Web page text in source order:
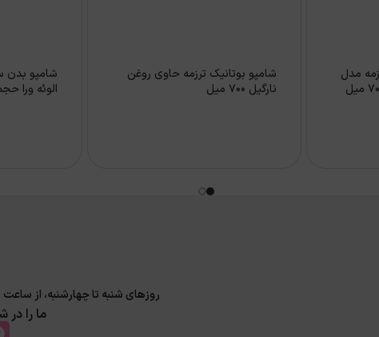
مدل
شامپو بوتانیک ترزمه حاوی روغن
نارگیل 700 میل
شامپو بدن
الوئه ورا حجم 650
ما را
روزهای شنبه تا چهارشنبه، از ساعت 9 الی 17 و پنجشنبه 9 الی 14 پاسخگوی سوالات شما هستیم.